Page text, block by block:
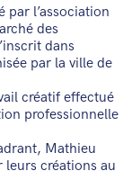
par l’association
des
dans
par la ville de
créatif effectué
professionnelle
Mathieu
leurs créations au